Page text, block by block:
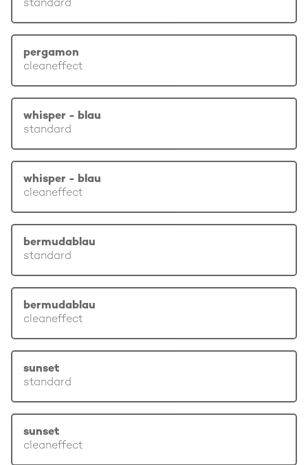
standard
pergamon
cleaneffect
whisper - blau
standard
whisper - blau
cleaneffect
bermudablau
standard
bermudablau
cleaneffect
sunset
standard
sunset
cleaneffect